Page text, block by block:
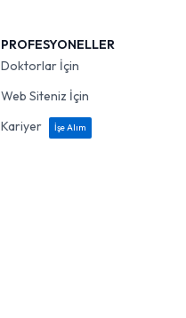
PROFESYONELLER
Doktorlar İçin
Web Siteniz İçin
Kariyer
İşe Alım